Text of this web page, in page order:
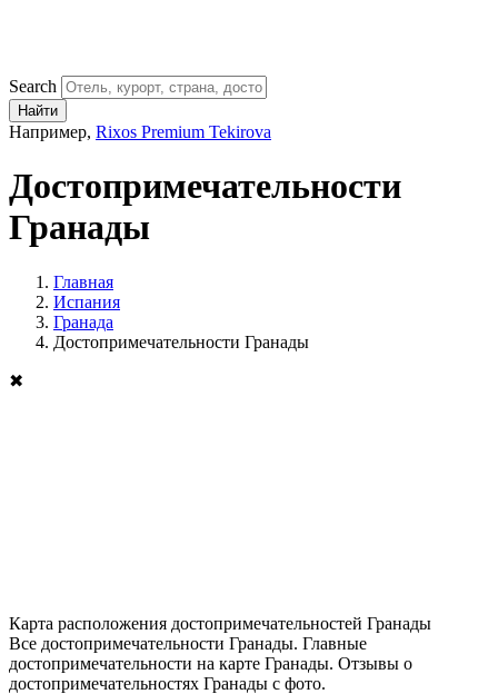
Search
Найти
Например, Rixos Premium Tekirova
Достопримечательности
Гранады
Главная
Испания
Гранада
Достопримечательности Гранады
✖
Карта расположения достопримечательностей Гранады
Все достопримечательности Гранады. Главные
достопримечательности на карте Гранады. Отзывы о
достопримечательностях Гранады с фото.